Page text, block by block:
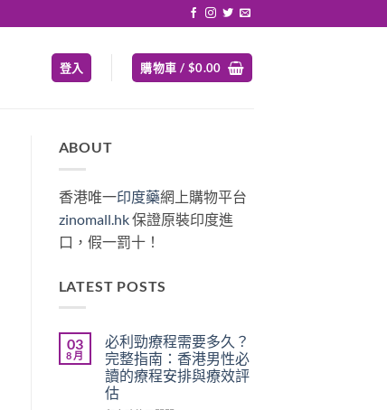
登入 購物車 / $0.00
ABOUT
香港唯一印度藥網上購物平台
zinomall.hk保證原裝印度進
口，假一罰十！
LATEST POSTS
03
8 月
必利勁療程需要多久？
完整指南：香港男性必
讀的療程安排與療效評
估